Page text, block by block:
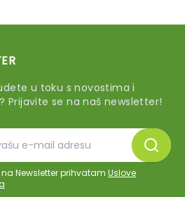
u toku s novostima i
Prijavite se na naš newsletter!
Newsletter prihvatam Uslove